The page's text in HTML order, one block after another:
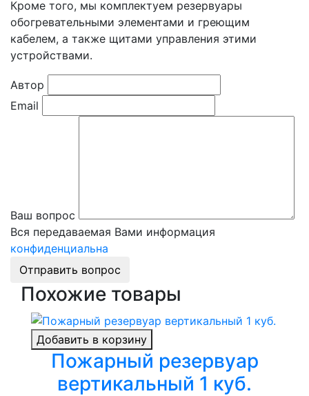
Кроме того, мы комплектуем резервуары
обогревательными элементами и греющим
кабелем, а также щитами управления этими
устройствами.
Автор
Email
Ваш вопрос
Вся передаваемая Вами информация
конфиденциальна
Отправить вопрос
Похожие товары
Добавить в корзину
Пожарный резервуар
вертикальный 1 куб.